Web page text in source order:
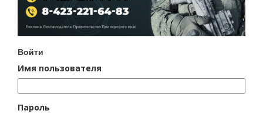
Войти
Имя пользователя
Пароль